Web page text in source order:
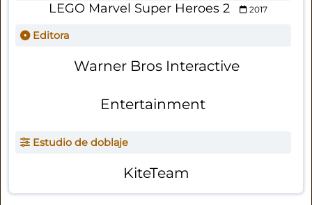
LEGO Marvel Super Heroes 2 2017
Editora
Warner Bros Interactive
Entertainment
Estudio de doblaje
KiteTeam